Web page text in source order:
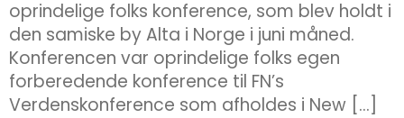
oprindelige folks konference, som blev holdt i
den samiske by Alta i Norge i juni måned.
Konferencen var oprindelige folks egen
forberedende konference til FN’s
Verdenskonference som afholdes i New […]